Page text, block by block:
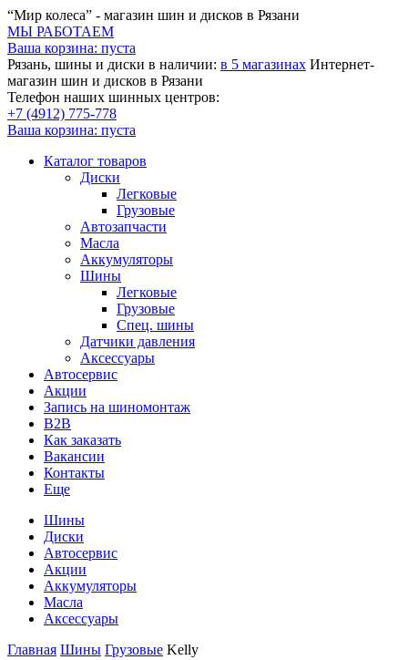
“Мир колеса” - магазин шин и дисков в Рязани
МЫ РАБОТАЕМ
Ваша корзина: пуста
Рязань, шины и диски в наличии: в 5 магазинах Интернет-
магазин шин и дисков в Рязани
Телефон наших шинных центров:
+7 (4912) 775-778
Ваша корзина: пуста
Каталог товаров
Диски
Легковые
Грузовые
Автозапчасти
Масла
Аккумуляторы
Шины
Легковые
Грузовые
Спец. шины
Датчики давления
Аксессуары
Автосервис
Акции
Запись на шиномонтаж
B2B
Как заказать
Вакансии
Контакты
Еще
Шины
Диски
Автосервис
Акции
Аккумуляторы
Масла
Аксессуары
Главная Шины Грузовые Kelly